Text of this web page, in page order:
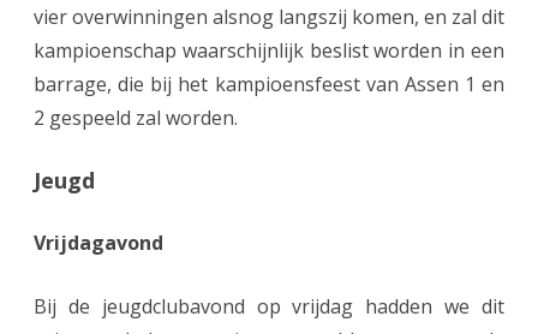
e
n
o
r
vier overwinningen alsnog langszij komen, en zal dit
kampioenschap waarschijnlijk beslist worden in een
barrage, die bij het kampioensfeest van Assen 1 en
2 gespeeld zal worden.
Jeugd
Vrijdagavond
Bij de jeugdclubavond op vrijdag hadden we dit